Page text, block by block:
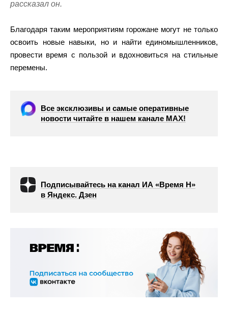
рассказал он.
Благодаря таким мероприятиям горожане могут не только
освоить новые навыки, но и найти единомышленников,
провести время с пользой и вдохновиться на стильные
перемены.
Все эксклюзивы и самые оперативные
новости читайте в нашем канале МАХ!
Подписывайтесь на канал ИА «Время Н»
в Яндекс. Дзен